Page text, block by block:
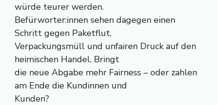
würde teurer werden.
Befürworter:innen sehen dagegen einen
Schritt gegen Paketflut,
Verpackungsmüll und unfairen Druck auf den
heimischen Handel. Bringt
die neue Abgabe mehr Fairness – oder zahlen
am Ende die Kundinnen und
Kunden?